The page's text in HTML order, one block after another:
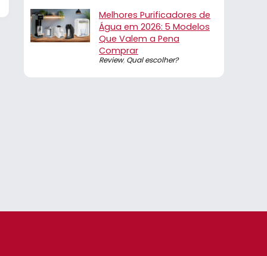
Melhores Purificadores de
Água em 2026: 5 Modelos
Que Valem a Pena
Comprar
Review, Qual escolher?